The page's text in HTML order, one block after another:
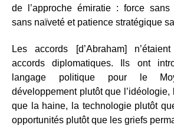
de l’approche émiratie : force sans
sans naïveté et patience stratégique
Les accords [d’Abraham]
accords diplomatiques. Ils ont
langage politique pour le
développement plutôt que l’idéologie,
que la haine, la technologie plutôt
opportunités plutôt que les griefs